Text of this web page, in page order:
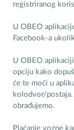
registriranog
U OBEO
Facebook-a
U OBEO
opciju kako
će te moči u
kolodvor/
obrađujemo.
Plaćanje vozne